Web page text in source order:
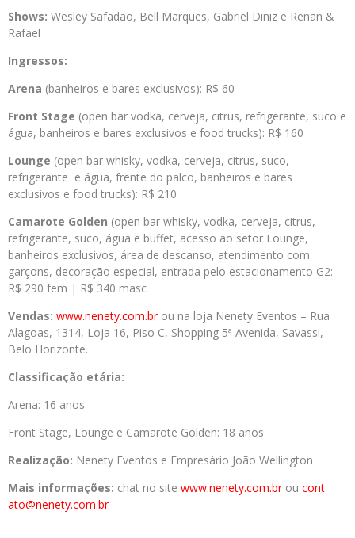
Shows: Wesley Safadão, Bell Marques, Gabriel Diniz e Renan &
Rafael
Ingressos:
Arena (banheiros e bares exclusivos): R$ 60
Front Stage (open bar vodka, cerveja, citrus, refrigerante, suco e
água, banheiros e bares exclusivos e food trucks): R$ 160
Lounge (open bar whisky, vodka, cerveja, citrus, suco,
refrigerante e água, frente do palco, banheiros e bares
exclusivos e food trucks): R$ 210
Camarote Golden (open bar whisky, vodka, cerveja, citrus,
refrigerante, suco, água e buffet, acesso ao setor Lounge,
banheiros exclusivos, área de descanso, atendimento com
garçons, decoração especial, entrada pelo estacionamento G2:
R$ 290 fem | R$ 340 masc
Vendas: www.nenety.com.brou na loja Nenety Eventos – Rua
Alagoas, 1314, Loja 16, Piso C, Shopping 5ª Avenida, Savassi,
Belo Horizonte.
Classificação etária:
Arena: 16 anos
Front Stage, Lounge e Camarote Golden: 18 anos
Realização: Nenety Eventos e Empresário João Wellington
Mais informações: chat no site www.nenety.com.brou cont
ato@nenety.com.br